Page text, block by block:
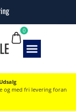
med opbæring
0
og med fri levering foran